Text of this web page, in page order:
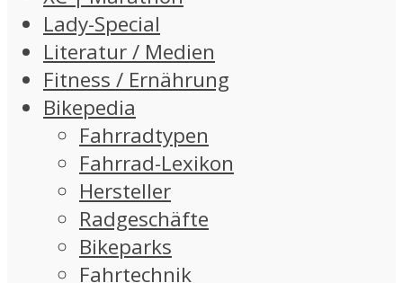
Lady-Special
Literatur / Medien
Fitness / Ernährung
Bikepedia
Fahrradtypen
Fahrrad-Lexikon
Hersteller
Radgeschäfte
Bikeparks
Fahrtechnik